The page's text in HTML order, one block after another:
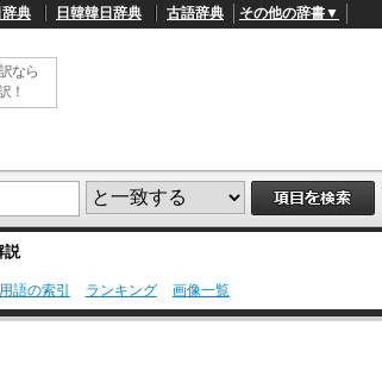
辞典 日韓韓日辞典 古語辞典 その他の辞書▼
なら
！
説
U
/
L
用語の索引 ランキング 画像一覧